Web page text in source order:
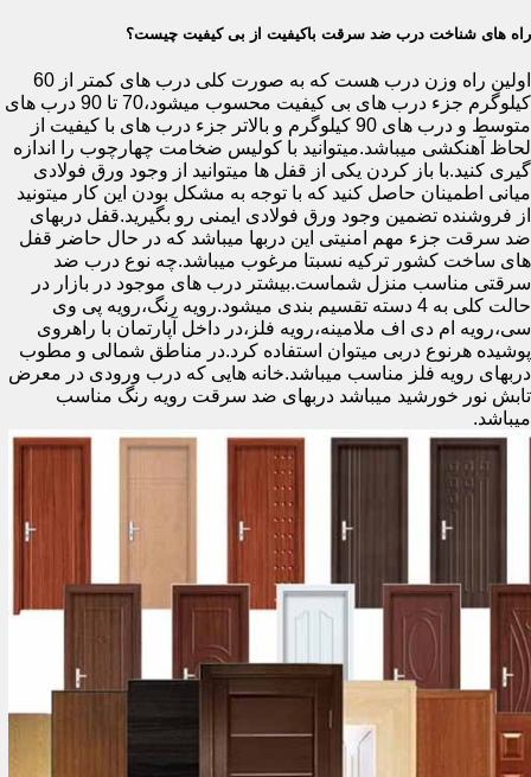
راه های شناخت درب ضد سرقت باکیفیت از بی کیفیت چیست؟
اولین راه وزن درب هست که به صورت کلی درب های کمتر از 60
کیلوگرم جزء درب های بی کیفیت محسوب میشود،70 تا 90 درب های
متوسط و درب های 90 کیلوگرم و بالاتر جزء درب های با کیفیت از
لحاظ آهنکشی میباشد.میتوانید با کولیس ضخامت چهارچوب را اندازه
گیری کنید.با باز کردن یکی از قفل ها میتوانید از وجود ورق فولادی
میانی اطمینان حاصل کنید که با توجه به مشکل بودن این کار میتونید
از فروشنده تضمین وجود ورق فولادی ایمنی رو بگیرید.قفل دربهای
ضد سرقت جزء مهم امنیتی این دربها میباشد که در حال حاضر قفل
های ساخت کشور ترکیه نسبتا مرغوب میباشد.چه نوع درب ضد
سرقتی مناسب منزل شماست.بیشتر درب های موجود در بازار در
حالت کلی به 4 دسته تقسیم بندی میشود.رویه رنگ،رویه پی وی
سی،رویه ام دی اف ملامینه،رویه فلز،در داخل آپارتمان با راهروی
پوشیده هرنوع دربی میتوان استفاده کرد.در مناطق شمالی و مطوب
دربهای رویه فلز مناسب میباشد.خانه هایی که درب ورودی در معرض
تابش نور خورشید میباشد دربهای ضد سرقت رویه رنگ مناسب
میباشد.